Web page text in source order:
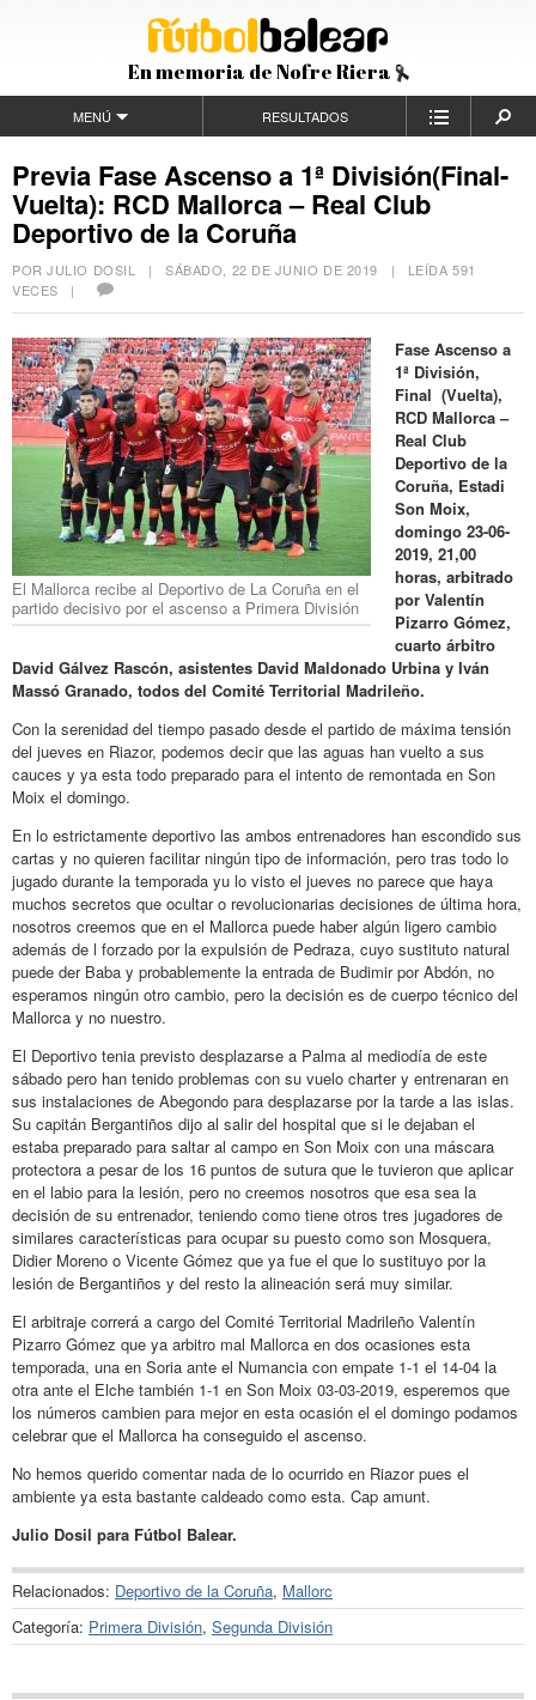
En memoria de Nofre Riera
MENÚ RESULTADOS
Previa Fase Ascenso a 1ª División(Final-
Vuelta): RCD Mallorca – Real Club
Deportivo de la Coruña
POR JULIO DOSIL |SÁBADO, 22 DE JUNIO DE 2019 | LEÍDA 591
VECES |
El Mallorca recibe al Deportivo de La Coruña en el
partido decisivo por el ascenso a Primera División
Fase Ascenso a
1ª División,
Final (Vuelta),
RCD Mallorca –
Real Club
Deportivo de la
Coruña, Estadi
Son Moix,
domingo 23-06-
2019, 21,00
horas, arbitrado
por Valentín
Pizarro Gómez,
cuarto árbitro
David Gálvez Rascón, asistentes David Maldonado Urbina y Iván
Massó Granado, todos del Comité Territorial Madrileño.
Con la serenidad del tiempo pasado desde el partido de máxima tensión
del jueves en Riazor, podemos decir que las aguas han vuelto a sus
cauces y ya esta todo preparado para el intento de remontada en Son
Moix el domingo.
En lo estrictamente deportivo las ambos entrenadores han escondido sus
cartas y no quieren facilitar ningún tipo de información, pero tras todo lo
jugado durante la temporada yu lo visto el jueves no parece que haya
muchos secretos que ocultar o revolucionarias decisiones de última hora,
nosotros creemos que en el Mallorca puede haber algún ligero cambio
además de l forzado por la expulsión de Pedraza, cuyo sustituto natural
puede der Baba y probablemente la entrada de Budimir por Abdón, no
esperamos ningún otro cambio, pero la decisión es de cuerpo técnico del
Mallorca y no nuestro.
El Deportivo tenia previsto desplazarse a Palma al mediodía de este
sábado pero han tenido problemas con su vuelo charter y entrenaran en
sus instalaciones de Abegondo para desplazarse por la tarde a las islas.
Su capitán Bergantiños dijo al salir del hospital que si le dejaban el
estaba preparado para saltar al campo en Son Moix con una máscara
protectora a pesar de los 16 puntos de sutura que le tuvieron que aplicar
en el labio para la lesión, pero no creemos nosotros que esa sea la
decisión de su entrenador, teniendo como tiene otros tres jugadores de
similares características para ocupar su puesto como son Mosquera,
Didier Moreno o Vicente Gómez que ya fue el que lo sustituyo por la
lesión de Bergantiños y del resto la alineación será muy similar.
El arbitraje correrá a cargo del Comité Territorial Madrileño Valentín
Pizarro Gómez que ya arbitro mal Mallorca en dos ocasiones esta
temporada, una en Soria ante el Numancia con empate 1-1 el 14-04 la
otra ante el Elche también 1-1 en Son Moix 03-03-2019, esperemos que
los números cambien para mejor en esta ocasión el el domingo podamos
celebrar que el Mallorca ha conseguido el ascenso.
No hemos querido comentar nada de lo ocurrido en Riazor pues el
ambiente ya esta bastante caldeado como esta. Cap amunt.
Julio Dosil para Fútbol Balear.
Relacionados: Deportivo de la Coruña, Mallorc
Categoría: Primera División, Segunda División